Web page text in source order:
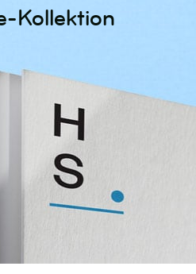
Kollektion